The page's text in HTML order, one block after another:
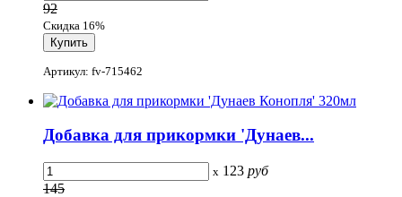
92
Скидка 16%
Артикул: fv-715462
Добавка для прикормки 'Дунаев...
x 123 руб
145